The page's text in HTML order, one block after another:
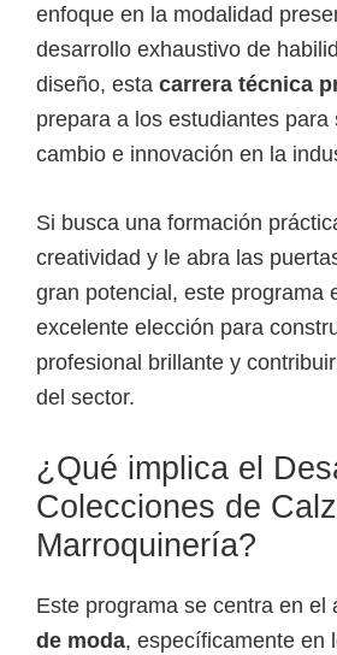
e
A
enfoque en la modalidad
desarrollo exhaustivo de
diseño, esta carrera técnica
prepara a los estudiantes para
cambio e innovación en la
Si busca una formación
creatividad y le abra las
gran potencial, este programa
excelente elección para
profesional brillante y
del sector.
¿Qué implica el
Colecciones de
Marroquinería?
Este programa se centra en el
de moda, específicamente en